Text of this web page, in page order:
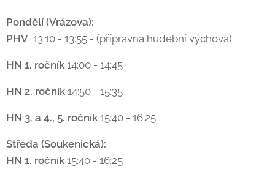
Pondělí (Vrázova):
PHV 13:10 - 13:55 - (přípravná hudební výchova)
HN 1. ročník 14:00 - 14:45
HN 2. ročník 14:50 - 15:35
HN 3. a 4., 5. ročník 15:40 - 16:25
Středa (Soukenická):
HN 1. ročník 15:40 - 16:25